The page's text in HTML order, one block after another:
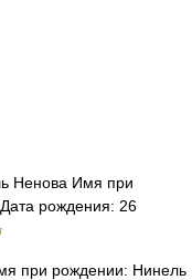
Ненова Имя при
рождения: 26
при рождении: Нинель